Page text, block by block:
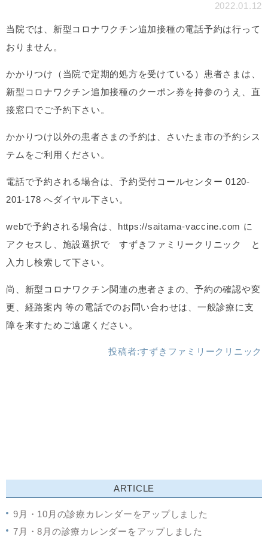
2022.01.12
当院では、新型コロナワクチン追加接種の電話予約は行って
おりません。
かかりつけ（当院で定期的処方を受けている）患者さまは、
新型コロナワクチン追加接種のクーポン券を持参のうえ、直
接窓口でご予約下さい。
かかりつけ以外の患者さまの予約は、さいたま市の予約シス
テムをご利用ください。
電話で予約される場合は、予約受付コールセンター 0120-
201-178 へダイヤル下さい。
webで予約される場合は、https://saitama-vaccine.com に
アクセスし、施設選択で すずきファミリークリニック と
入力し検索して下さい。
尚、新型コロナワクチン関連の患者さまの、予約の確認や変
更、経路案内 等の電話でのお問い合わせは、一般診療に支
障を来すためご遠慮ください。
投稿者:すずきファミリークリニック
ARTICLE
9月・10月の診療カレンダーをアップしました
7月・8月の診療カレンダーをアップしました